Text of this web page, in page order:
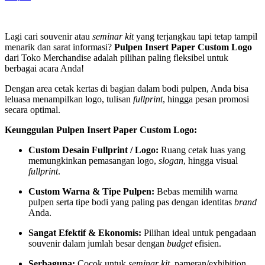
Lagi cari souvenir atau seminar kityang terjangkau tapi tetap tampil
menarik dan sarat informasi? Pulpen Insert Paper Custom Logo
dari Toko Merchandise adalah pilihan paling fleksibel untuk
berbagai acara Anda!
Dengan area cetak kertas di bagian dalam bodi pulpen, Anda bisa
leluasa menampilkan logo, tulisan fullprint, hingga pesan promosi
secara optimal.
Keunggulan Pulpen Insert Paper Custom Logo:
Custom Desain Fullprint / Logo: Ruang cetak luas yang
memungkinkan pemasangan logo, slogan, hingga visual
fullprint.
Custom Warna & Tipe Pulpen: Bebas memilih warna
pulpen serta tipe bodi yang paling pas dengan identitas brand
Anda.
Sangat Efektif & Ekonomis: Pilihan ideal untuk pengadaan
souvenir dalam jumlah besar dengan budgetefisien.